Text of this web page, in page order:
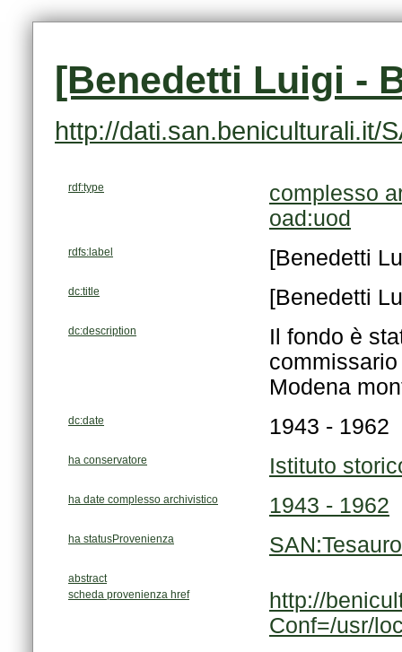
[Benedetti Luigi -
http://dati.san.beniculturali.it/
rdf:type
complesso
oad:uod
rdfs:label [Benedetti
dc:title [Benedetti
dc:description
Modena
dc:date 1943 - 1962
ha conservatore Istituto
ha date complesso archivistico 1943 - 1962
ha statusProvenienza
abstract
scheda provenienza href
Conf=/usr/